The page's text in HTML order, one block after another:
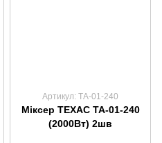
Артикул: ТА-01-240
Міксер ТЕХАС ТА-01-240
(2000Вт) 2шв